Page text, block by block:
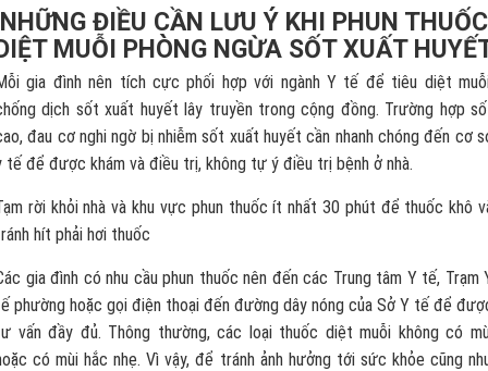
NHỮNG ĐIỀU CẦN LƯU Ý KHI PHUN THUỐC
MUỖI PHÒNG NGỪA SỐT XUẤT
gia đình nên tích cực phối hợp với ngành Y tế để tiêu diệt
dịch sốt xuất huyết lây truyền trong cộng đồng. Trường hợp
đau cơ nghi ngờ bị nhiễm sốt xuất huyết cần nhanh chóng đến cơ
tế để được khám và điều trị, không tự ý điều trị bệnh ở nhà.
rời khỏi nhà và khu vực phun thuốc ít nhất 30 phút để thuốc khô
hít phải hơi thuốc
gia đình có nhu cầu phun thuốc nên đến các Trung tâm Y tế, Trạm
phường hoặc gọi điện thoại đến đường dây nóng của Sở Y tế để
vấn đầy đủ. Thông thường, các loại thuốc diệt muỗi không có
có mùi hắc nhẹ. Vì vậy, để tránh ảnh hưởng tới sức khỏe cũng